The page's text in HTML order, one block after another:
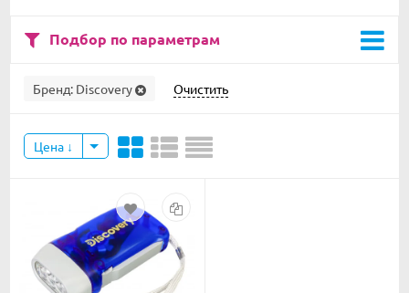
Подбор по параметрам
Бренд: Discovery Очистить
Цена